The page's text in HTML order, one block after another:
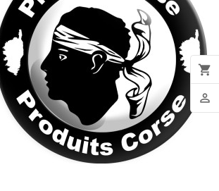
shopping_cart
person_outline